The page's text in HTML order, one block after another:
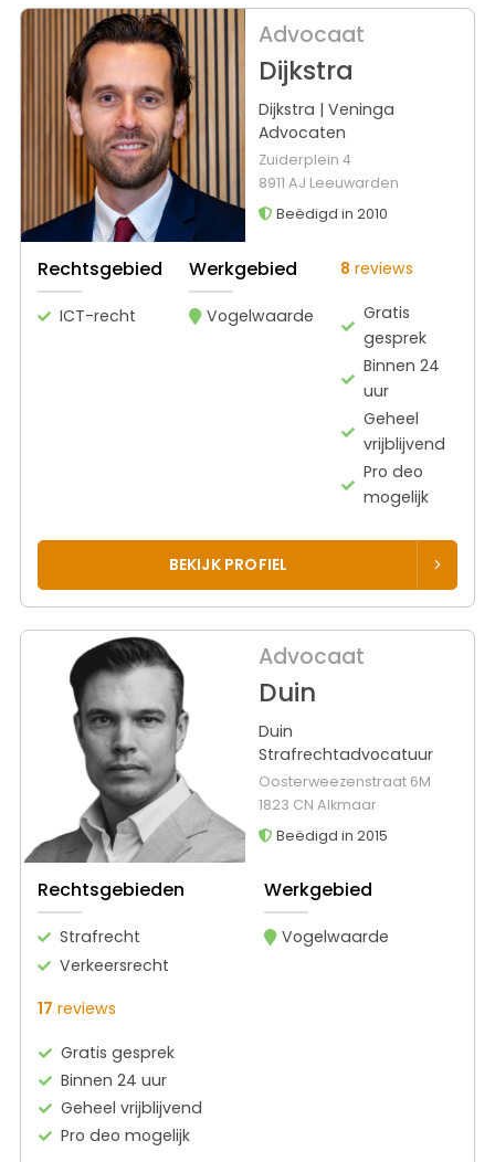
Advocaat
Dijkstra
Dijkstra | Veninga
Advocaten
Zuiderplein 4
8911 AJ Leeuwarden
Beëdigd in 2010
Rechtsgebied
ICT-recht
Werkgebied
Vogelwaarde
8 reviews
Gratis
gesprek
Binnen 24
uur
Geheel
vrijblijvend
Pro deo
mogelijk
BEKIJK PROFIEL
Advocaat
Duin
Duin
Strafrechtadvocatuur
Oosterweezenstraat 6M
1823 CN Alkmaar
Beëdigd in 2015
Rechtsgebieden
Strafrecht
Verkeersrecht
Werkgebied
Vogelwaarde
17 reviews
Gratis gesprek
Binnen 24 uur
Geheel vrijblijvend
Pro deo mogelijk